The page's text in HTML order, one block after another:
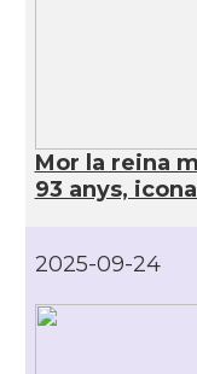
Mor la reina
93 anys,
2025-09-24